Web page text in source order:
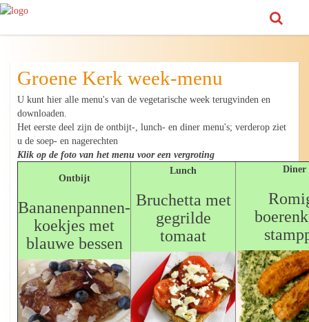
Groene Kerk week-menu
U kunt hier alle menu's van de vegetarische week terugvinden en
downloaden.
Het eerste deel zijn de ontbijt-, lunch- en diner menu's; verderop ziet
u de soep- en nagerechten
Klik op de foto van het menu voor een vergroting
Ontbijt
Bananenpannen-
koekjes met
blauwe bessen
Lunch
Bruchetta met
gegrilde
tomaat
Diner